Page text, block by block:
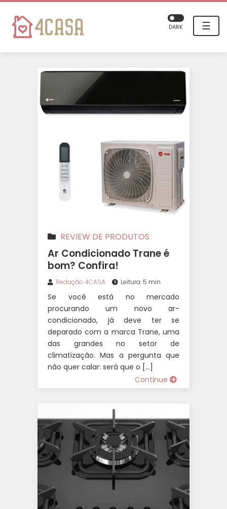
☰
DARK
REVIEW DE PRODUTOS
Ar Condicionado Trane é
bom? Confira!
Redação 4CASA Leitura: 5 min
Se você está no mercado
procurando um novo ar-
condicionado, já deve ter se
deparado com a marca Trane, uma
das grandes no setor de
climatização. Mas a pergunta que
não quer calar: será que o […]
Continue